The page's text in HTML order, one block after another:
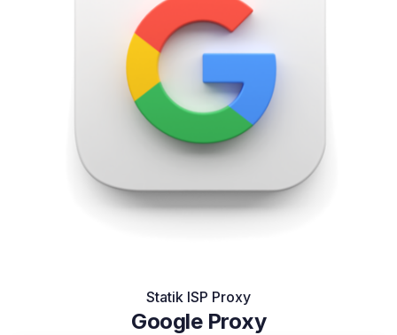
Statik ISP Proxy
Google Proxy